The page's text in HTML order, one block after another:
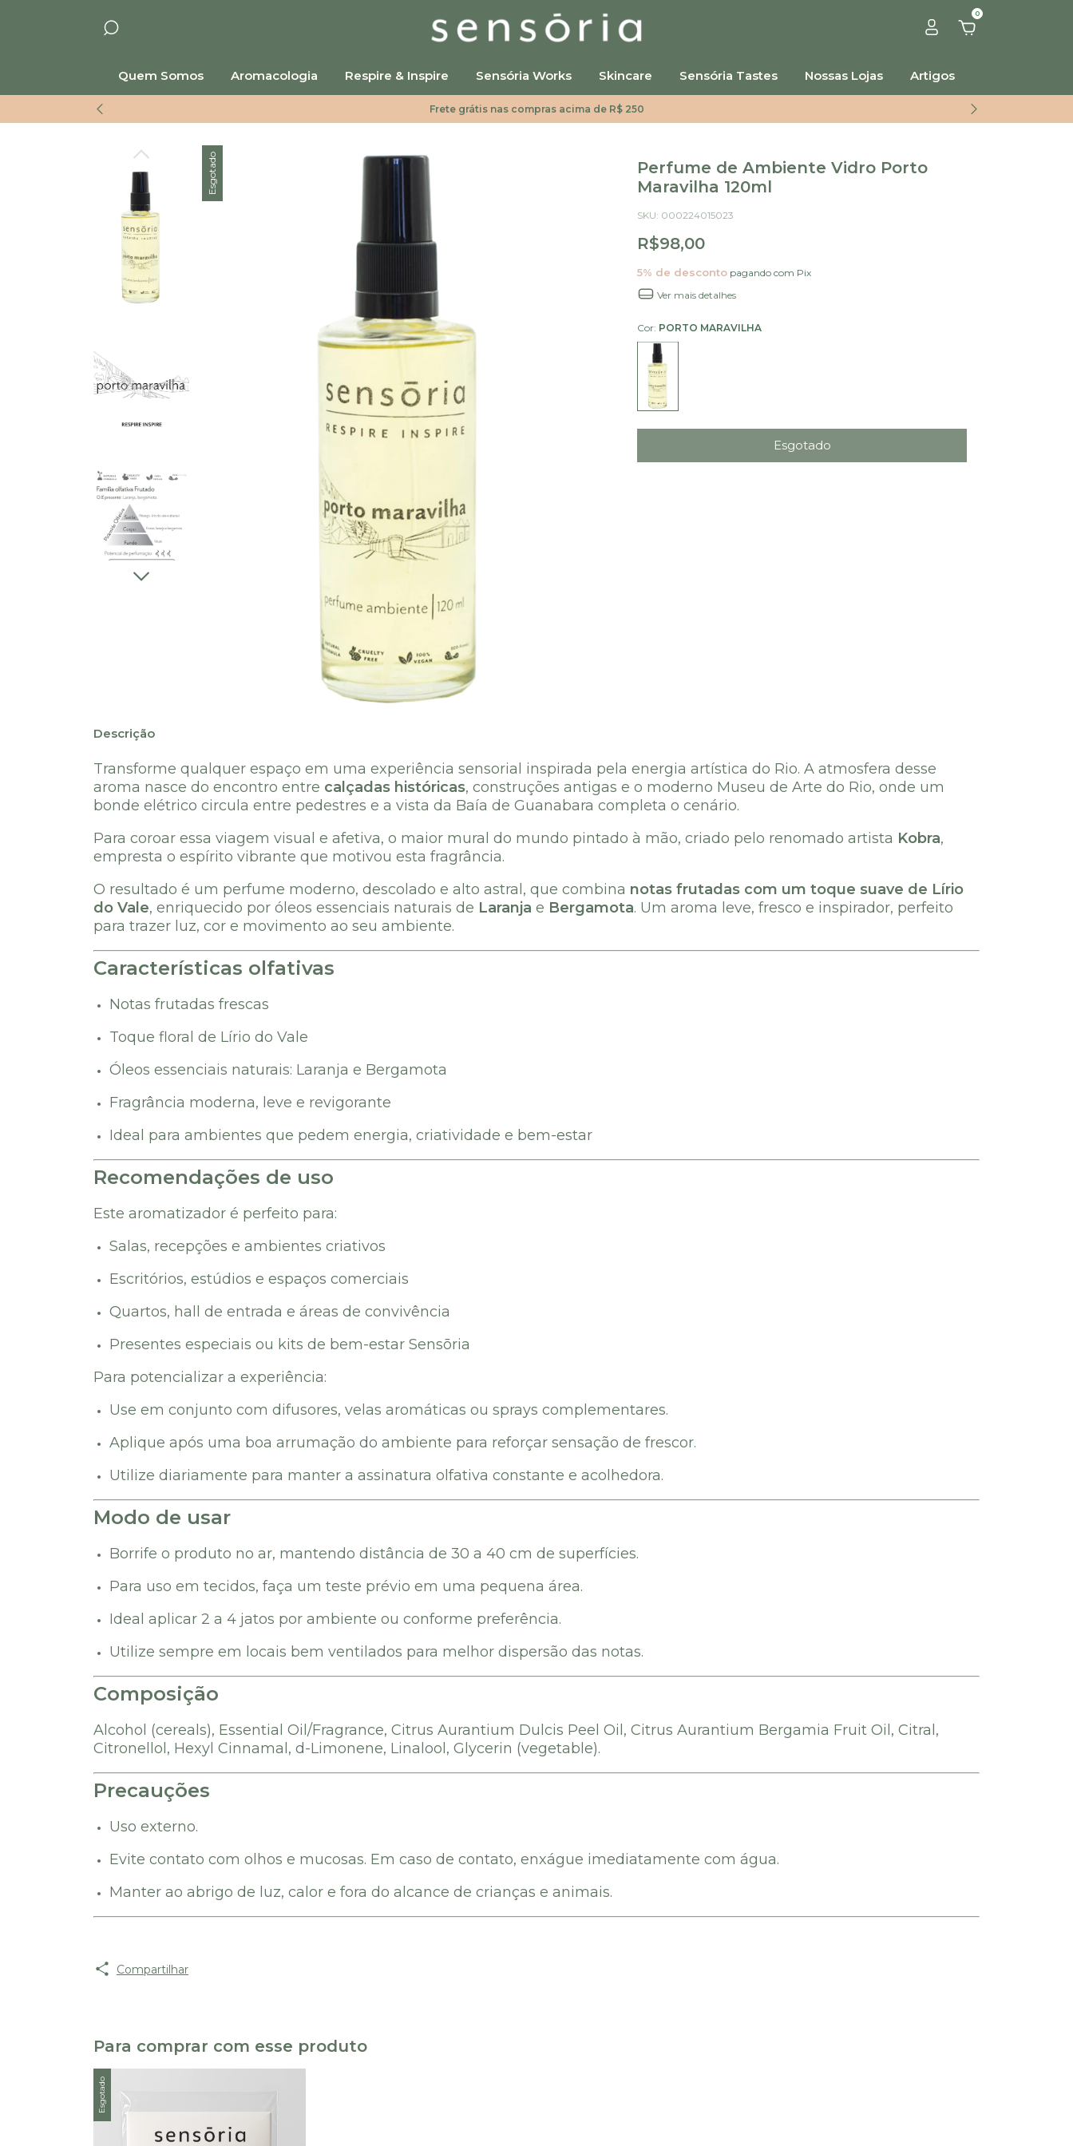
0
Quem Somos Aromacologia Respire & Inspire Sensória Works Skincare Sensória Tastes Nossas Lojas Artigos
Frete grátis nas compras acima de R$ 250
Esgotado
Perfume de Ambiente Vidro Porto
Maravilha 120ml
SKU: 000224015023
R$98,00
5% de desconto pagando com Pix
Ver mais detalhes
Cor: PORTO MARAVILHA
Descrição
Transforme qualquer espaço em uma experiência sensorial inspirada pela energia artística do Rio. A atmosfera desse
aroma nasce do encontro entre calçadas históricas, construções antigas e o moderno Museu de Arte do Rio, onde um
bonde elétrico circula entre pedestres e a vista da Baía de Guanabara completa o cenário.
Para coroar essa viagem visual e afetiva, o maior mural do mundo pintado à mão, criado pelo renomado artista Kobra,
empresta o espírito vibrante que motivou esta fragrância.
O resultado é um perfume moderno, descolado e alto astral, que combina notas frutadas com um toque suave de Lírio
do Vale, enriquecido por óleos essenciais naturais de Laranja e Bergamota. Um aroma leve, fresco e inspirador, perfeito
para trazer luz, cor e movimento ao seu ambiente.
Características olfativas
Notas frutadas frescas
Toque floral de Lírio do Vale
Óleos essenciais naturais: Laranja e Bergamota
Fragrância moderna, leve e revigorante
Ideal para ambientes que pedem energia, criatividade e bem-estar
Recomendações de uso
Este aromatizador é perfeito para:
Salas, recepções e ambientes criativos
Escritórios, estúdios e espaços comerciais
Quartos, hall de entrada e áreas de convivência
Presentes especiais ou kits de bem-estar Sensōria
Para potencializar a experiência:
Use em conjunto com difusores, velas aromáticas ou sprays complementares.
Aplique após uma boa arrumação do ambiente para reforçar sensação de frescor.
Utilize diariamente para manter a assinatura olfativa constante e acolhedora.
Modo de usar
Borrife o produto no ar, mantendo distância de 30 a 40 cm de superfícies.
Para uso em tecidos, faça um teste prévio em uma pequena área.
Ideal aplicar 2 a 4 jatos por ambiente ou conforme preferência.
Utilize sempre em locais bem ventilados para melhor dispersão das notas.
Composição
Alcohol (cereals), Essential Oil/Fragrance, Citrus Aurantium Dulcis Peel Oil, Citrus Aurantium Bergamia Fruit Oil, Citral,
Citronellol, Hexyl Cinnamal, d-Limonene, Linalool, Glycerin (vegetable).
Precauções
Uso externo.
Evite contato com olhos e mucosas. Em caso de contato, enxágue imediatamente com água.
Manter ao abrigo de luz, calor e fora do alcance de crianças e animais.
Compartilhar
Para comprar com esse produto
Esgotado